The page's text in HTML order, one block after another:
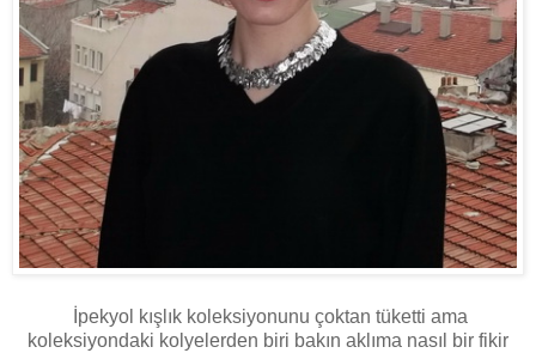
İpekyol kışlık koleksiyonunu çoktan tüketti ama
koleksiyondaki kolyelerden biri bakın aklıma nasıl bir fikir